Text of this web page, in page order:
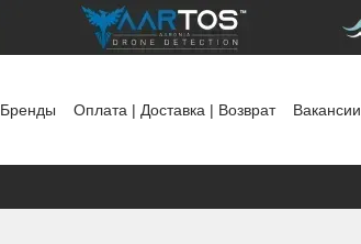
Бренды Оплата | Доставка | Возврат Вакансии